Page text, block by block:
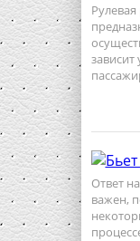
Ответ
важен,